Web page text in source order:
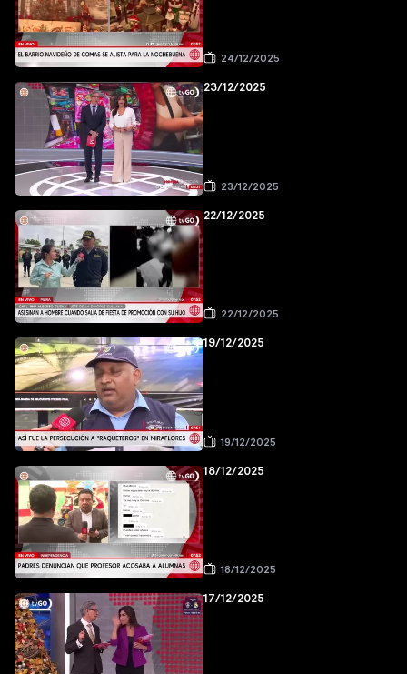
24/12/2025
23/12/2025
23/12/2025
22/12/2025
22/12/2025
19/12/2025
19/12/2025
18/12/2025
18/12/2025
17/12/2025